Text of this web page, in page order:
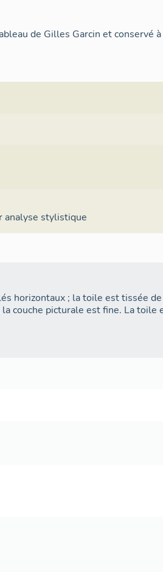
de Gilles Garcin et conservé à
analyse stylistique
horizontaux ; la toile est tissée de
couche picturale est fine. La toile